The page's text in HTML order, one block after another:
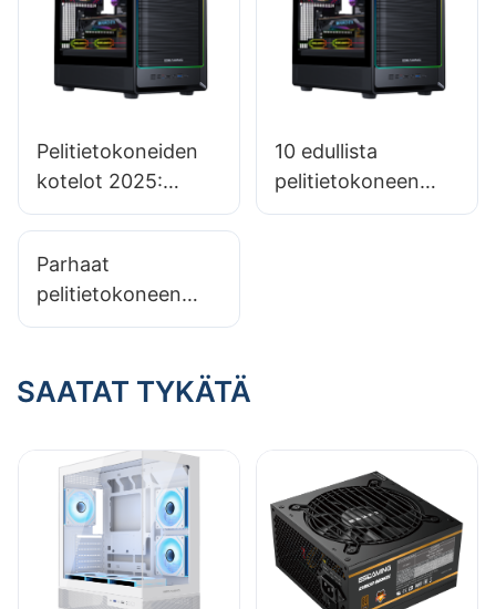
Pelitietokoneiden
kotelot 2025:
Ovatko
valmistetut paneelit
investoinnin
arvoisia?
10 edullista
pelitietokoneen
koteloa: Älä riko
Parhaat
pelitietokoneen
kotelot pelaajille,
energiatehokkuutta
SAATAT TYKÄTÄ